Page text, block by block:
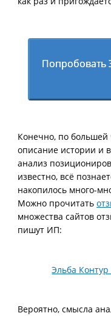
Попробовать
Конечно, по большей
описание истории и
анализ
известно, всё
накопилось много-
Можно прочитать
множества сайтов
пишут ИП:
Эльба
Вероятно, смысла